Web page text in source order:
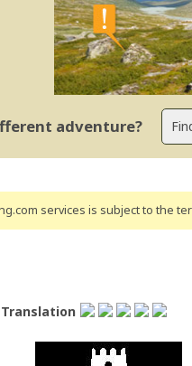
adventure?
services is subject to the
Translation